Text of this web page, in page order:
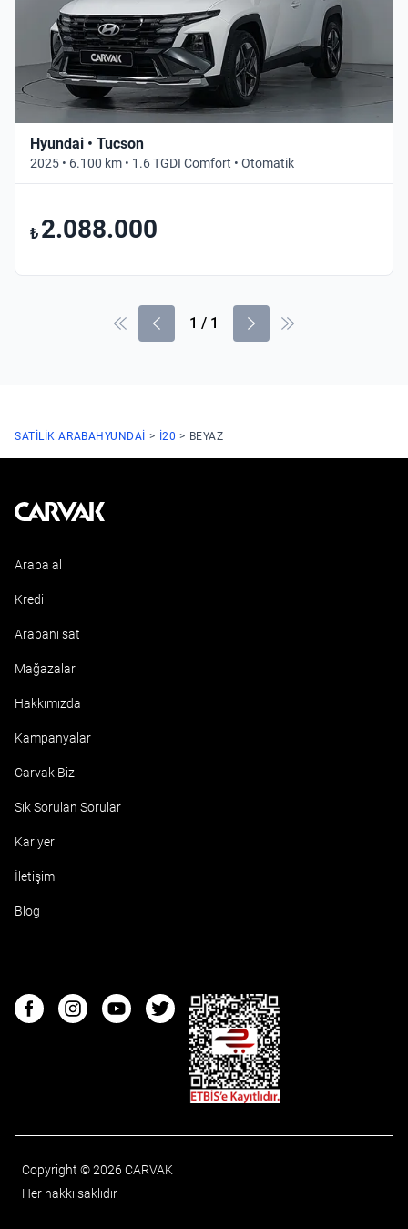
Hyundai • Tucson
2025 • 6.100 km • 1.6 TGDI Comfort • Otomatik
₺ 2.088.000
1 / 1
SATILIK ARABAHYUNDAI I20 BEYAZ
Kavak
Araba al
Kredi
Arabanı sat
Mağazalar
Hakkımızda
Kampanyalar
Carvak Biz
Sık Sorulan Sorular
Kariyer
İletişim
Blog
FacebookInstagramYoutubeTwitter
ETBIS
Copyright © 2026 CARVAK
Her hakkı saklıdır